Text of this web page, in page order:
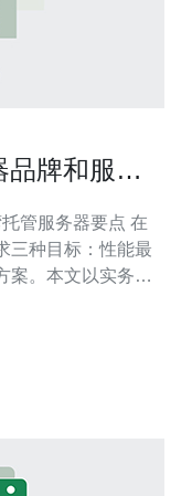
牌和服务
管服务器要点 在
三种目标：性能最
案。本文以实务角
傳電信、